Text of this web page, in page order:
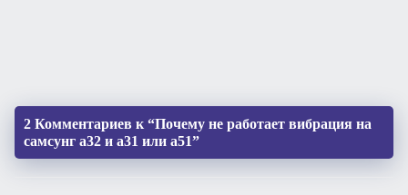
2 Комментариев к “Почему не работает вибрация на
самсунг а32 и а31 или а51”